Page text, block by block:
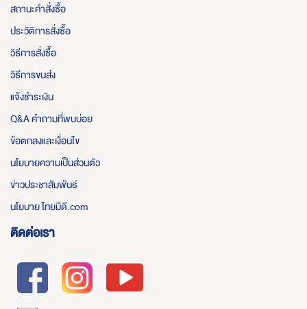
สถานะคำสั่งซื้อ
ประวัติการสั่งซื้อ
วิธีการสั่งซื้อ
วิธีการขนส่ง
แจ้งชำระเงิน
Q&A คำถามที่พบบ่อย
ข้อตกลงและเงื่อนไข
นโยบายความเป็นส่วนตัว
ข่าวประชาสัมพันธ์
นโยบาย ไทยมีดี.com
ติดต่อเรา